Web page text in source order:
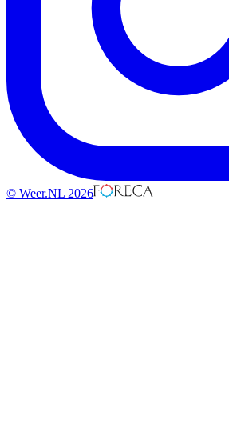
© Weer.NL 2026